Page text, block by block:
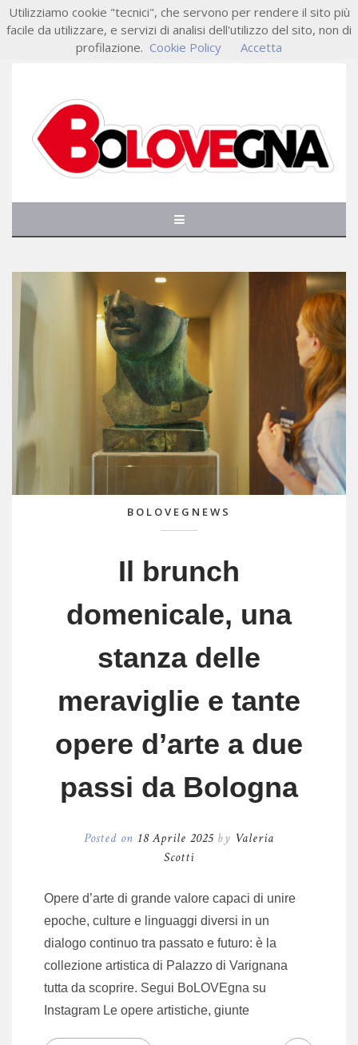
BOLOVEGNEWS
Il brunch
domenicale, una
stanza delle
meraviglie e tante
opere d’arte a due
passi da Bologna
Posted on 18 Aprile 2025 by Valeria
Scotti
Opere d’arte di grande valore capaci di unire
epoche, culture e linguaggi diversi in un
dialogo continuo tra passato e futuro: è la
collezione artistica di Palazzo di Varignana
tutta da scoprire. Segui BoLOVEgna su
Instagram Le opere artistiche, giunte
Utilizziamo cookie "tecnici", che servono per rendere il sito più
facile da utilizzare, e servizi di analisi dell'utilizzo del sito, non di
profilazione. Cookie Policy Accetta